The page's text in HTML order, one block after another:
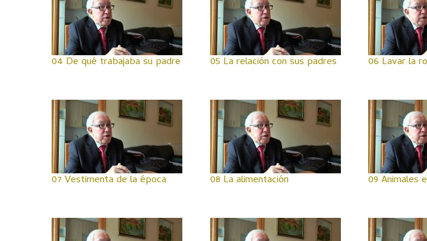
04 De qué trabajaba su padre 05 La relación con sus padres 06 Lavar la
07 Vestimenta de la época 08 La alimentación 09 Animales